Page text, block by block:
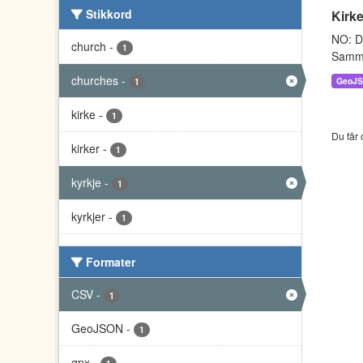
Stikkord
church - 1
churches - 1
kirke - 1
kirker - 1
kyrkje - 1
kyrkjer - 1
Formater
CSV - 1
GeoJSON - 1
NO:
Du får